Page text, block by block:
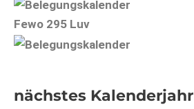
Fewo 295 Luv
nächstes Kalenderjahr